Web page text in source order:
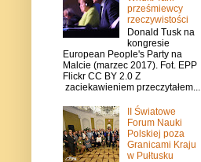
prześmiewcy
rzeczywistości
Donald Tusk na
kongresie
European People's Party na
Malcie (marzec 2017). Fot. EPP
Flickr CC BY 2.0 Z
zaciekawieniem przeczytałem...
II Światowe
Forum Nauki
Polskiej poza
Granicami Kraju
w Pułtusku